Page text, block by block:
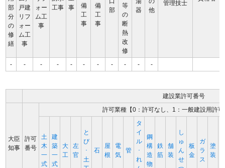
部
分
の
修
繕
戸建
リフ
ォー
ム工
事
ォー
ム工
事
工事
事
管理技士
備
工
事
備
工
事
部
等
の
断
熱
改
修
器
他
- - - - - - - - - - -
建設業許可番号
大臣
知事
許可
番号
許可業種【0：許可なし、1：一般建設用許
土
木
一
式
建
築
一
式
大
工
左
官
と
び
･
土
石
屋
根
電
気
管
タ
イ
ル
･
れ
鋼
構
造
物
鉄
筋
舗
装
し
ゅ
ん
せ
板
金
ガ
ラ
ス
塗
装